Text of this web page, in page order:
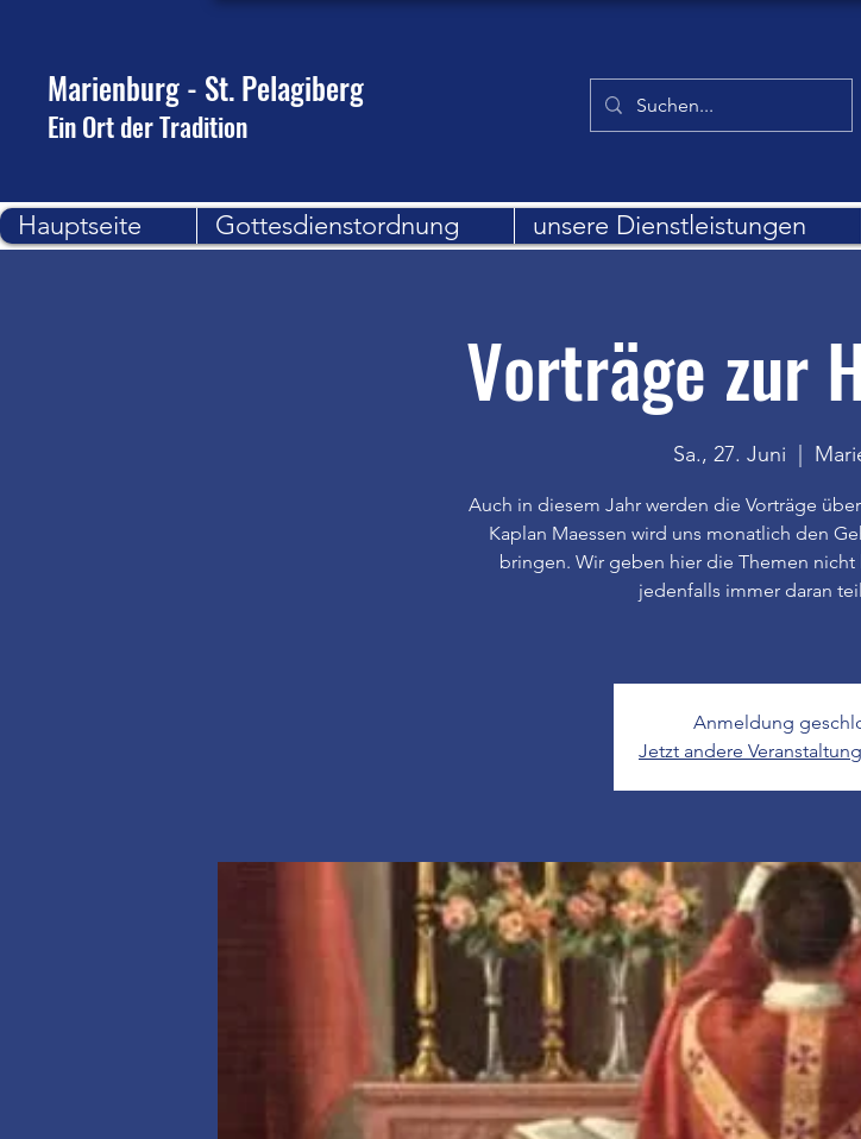
Marienburg - St. Pelagiberg
Ein Ort der Tradition
Hauptseite Gottesdienstordnung unsere Dienstleistungen
Vorträge zur
Sa., 27. Juni
  |
Auch in diesem Jahr werden die Vorträge
Kaplan Maessen wird uns monatlich den
bringen. Wir geben hier die Themen
jedenfalls immer daran
Anmeldung
Jetzt andere